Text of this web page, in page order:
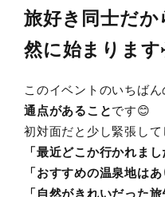
旅好き同士だか
然に始まりま
このイベントのいちばん
通点があることです😊
初対面だと少し緊張して
「最近どこか行かれまし
「おすすめの温泉地はあ
「自然がきれいだった